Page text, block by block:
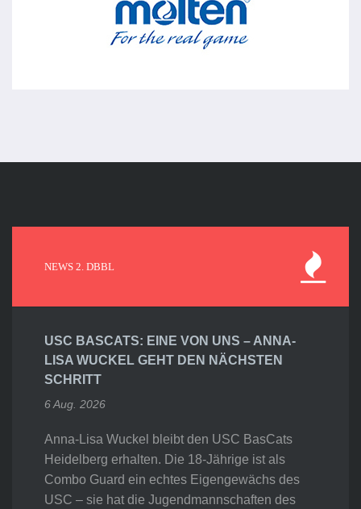
NEWS 2. DBBL
USC BASCATS: EINE VON UNS – ANNA-
LISA WUCKEL GEHT DEN NÄCHSTEN
SCHRITT
6 Aug. 2026
Anna-Lisa Wuckel bleibt den USC BasCats
Heidelberg erhalten. Die 18-Jährige ist als
Combo Guard ein echtes Eigengewächs des
USC – sie hat die Jugendmannschaften des